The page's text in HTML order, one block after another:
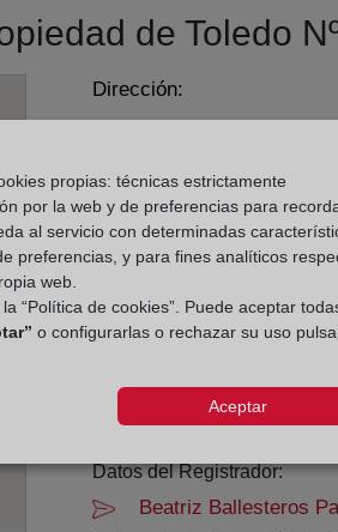
de Toledo
Dirección:
Horario:
De lunes a viernes de
Agosto: De lunes a
Los días 24 y 31 de
(925) 22 18 23
Datos del Registrador:
Beatriz Ballesteros
propias: técnicas estrictamente
por la web y de preferencias para
al servicio con determinadas
preferencias, y para fines analíticos
web.
“Política de cookies”. Puede aceptar
o configurarlas o rechazar su uso
Aceptar